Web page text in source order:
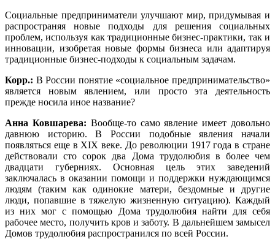
Социальные предприниматели улучшают мир, придумывая и
распространяя новые подходы для решения социальных
проблем, используя как традиционные бизнес-практики, так и
инновации, изобретая новые формы бизнеса или адаптируя
традиционные бизнес-подходы к социальным задачам.
Корр.: В России понятие «социальное предпринимательство»
является новым явлением, или просто эта деятельность
прежде носила иное название?
Анна Ковшарева: Вообще-то само явление имеет довольно
давнюю историю. В России подобные явления начали
появляться еще в XIX веке. До революции 1917 года в стране
действовали сто сорок два Дома трудолюбия в более чем
двадцати губерниях. Основная цель этих заведений
заключалась в оказании помощи и поддержки нуждающимся
людям (таким как одинокие матери, бездомные и другие
люди, попавшие в тяжелую жизненную ситуацию). Каждый
из них мог с помощью Дома трудолюбия найти для себя
рабочее место, получить кров и заботу. В дальнейшем замысел
Домов трудолюбия распространился по всей России.